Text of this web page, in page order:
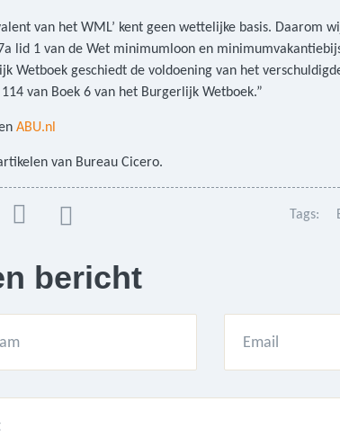
van het WML’ kent geen wettelijke basis. Daarom
lid 1 van de Wet minimumloon en
Wetboek geschiedt de voldoening van het
van Boek 6 van het Burgerlijk Wetboek.”
ABU.nl
van Bureau Cicero.
Tags:
bericht